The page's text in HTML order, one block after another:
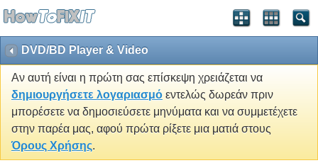
DVD/BD Player & Video
Αν αυτή είναι η πρώτη σας επίσκεψη χρειάζεται να
δημιουργήσετε λογαριασμό εντελώς δωρεάν πριν
μπορέσετε να δημοσιεύσετε μηνύματα και να συμμετέχετε
στην παρέα μας, αφού πρώτα ρίξετε μια ματιά στους
Όρους Χρήσης.